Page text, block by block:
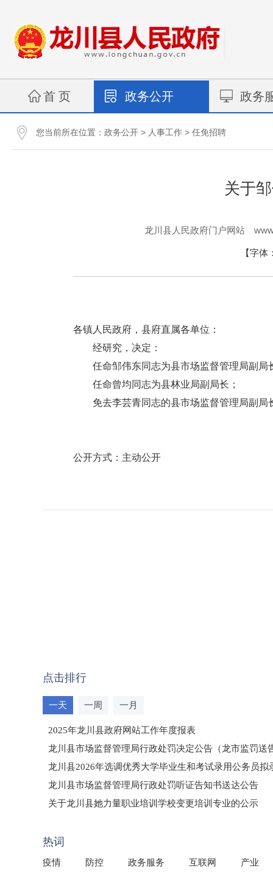
首 页 政务公开 政务
您当前所在位置： 政务公开 > 人事工作 > 任免招聘
关于
龙川县人民政府门户网站
【字体
各镇人民政府，县府直属各单位：
经研究，决定：
任命邹伟东同志为县市场监督管理局副局
任命曾均同志为县林业局副局长；
免去李芸青同志的县市场监督管理局副局
公开方式：主动公开
点击排行
一天 一周 一月
2025年龙川县政府网站工作年度报表
龙川县市场监督管理局行政处罚决定公告（龙市监罚送
龙川县2026年选调优秀大学毕业生和考试录用公务员拟
龙川县市场监督管理局行政处罚听证告知书送达公告
（龙市监罚送告〔2026〕71号）
关于龙川县她力量职业培训学校变更培训专业的公示
热词
疫情 防控 政务服务 互联网 产业